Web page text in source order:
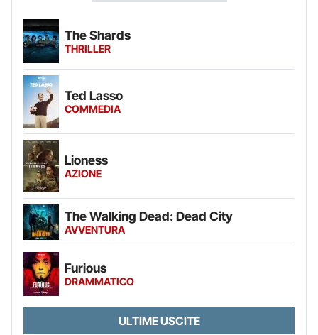
The Shards
THRILLER
Ted Lasso
COMMEDIA
Lioness
AZIONE
The Walking Dead: Dead City
AVVENTURA
Furious
DRAMMATICO
ULTIME USCITE